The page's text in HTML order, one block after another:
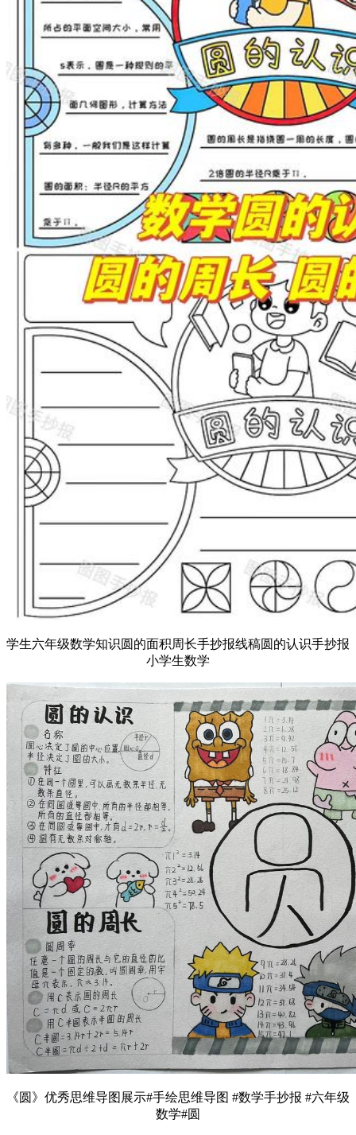
学生六年级数学知识圆的面积周长手抄报线稿圆的认识手抄报
小学生数学
《圆》优秀思维导图展示#手绘思维导图 #数学手抄报 #六年级
数学#圆